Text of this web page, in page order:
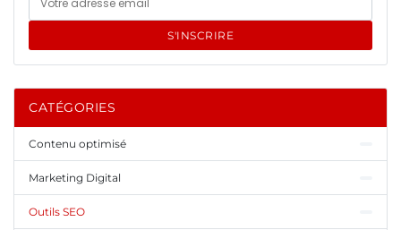
S'INSCRIRE
CATÉGORIES
Contenu optimisé
Marketing Digital
Outils SEO